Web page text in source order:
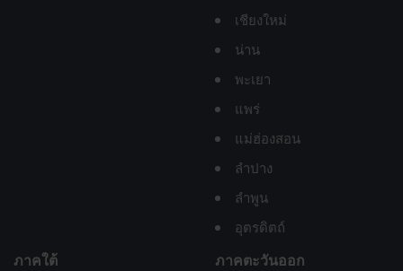
เชียงใหม่
น่าน
พะเยา
แพร่
แม่ฮ่องสอน
ลำปาง
ลำพูน
อุตรดิตถ์
ภาคใต้ ภาคตะวันออก